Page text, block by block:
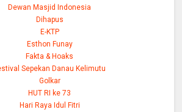
Dewan Masjid Indonesia
Dihapus
E-KTP
Esthon Funay
Fakta & Hoaks
Sepekan Danau Kelimutu
Golkar
HUT RI ke 73
Hari Raya Idul Fitri